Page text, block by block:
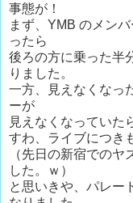
事態が！
まず、YMB のメン
ったら
後ろの方に乗った半
りました。
一方、見えなくなっ
ーが
見えなくなっていた
すわ、ライブにつき
（先日の新宿での
した。ｗ）
と思いきや、パレー